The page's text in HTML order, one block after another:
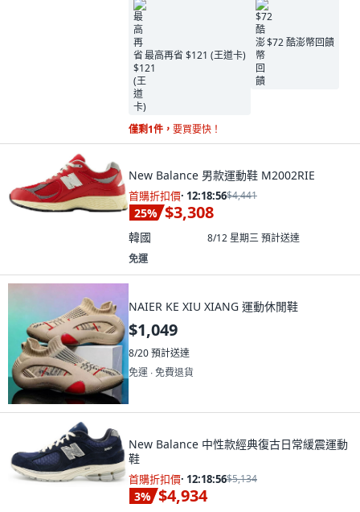
最高再省 $121 (王道卡)
$72 酷澎幣回饋
僅剩1件， 要買要快！
New Balance 男款運動鞋 M2002RIE
首購折扣價· 12:18:55$4,441
25% $3,308
韓國 8/12 星期三預計送達
免運
NAIER KE XIU XIANG 運動休閒鞋
$1,049
8/20預計送達
免運 ∙ 免費退貨
New Balance 中性款經典復古日常緩震運動
鞋
首購折扣價· 12:18:55$5,134
3% $4,934